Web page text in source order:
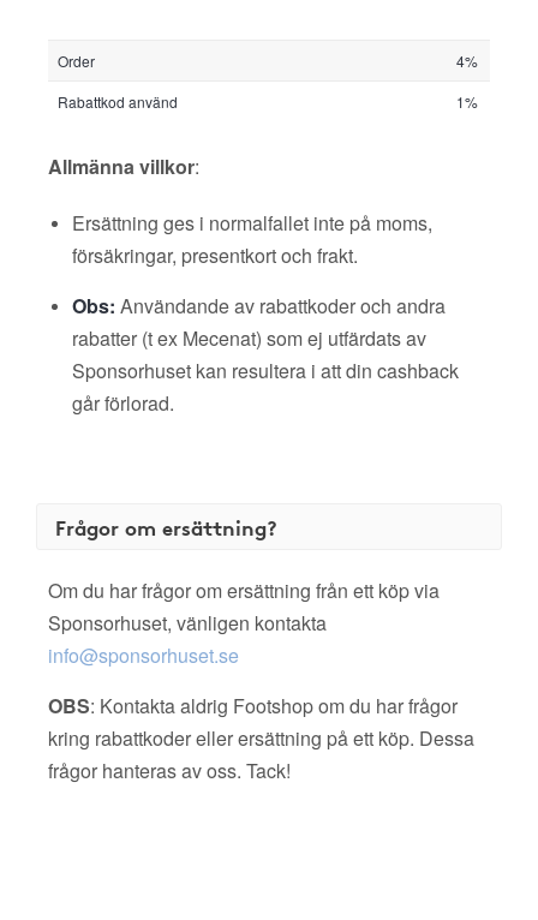
Order
4%
Rabattkod använd
1%
Allmänna villkor:
Ersättning ges i normalfallet inte på moms,
försäkringar, presentkort och frakt.
Obs: Användande av rabattkoder och andra
rabatter (t ex Mecenat) som ej utfärdats av
Sponsorhuset kan resultera i att din cashback
går förlorad.
Frågor om ersättning?
Om du har frågor om ersättning från ett köp via
Sponsorhuset, vänligen kontakta
info@sponsorhuset.se
OBS: Kontakta aldrig Footshop om du har frågor
kring rabattkoder eller ersättning på ett köp. Dessa
frågor hanteras av oss. Tack!